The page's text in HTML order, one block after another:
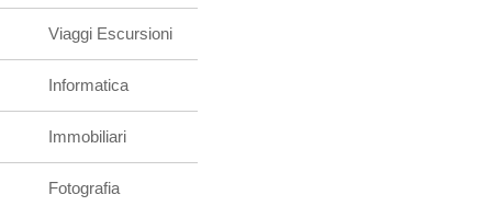
Viaggi Escursioni
Informatica
Immobiliari
Fotografia